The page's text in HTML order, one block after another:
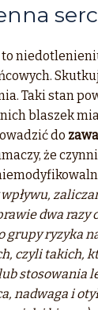
Taki stan
blaszek
do
że
dwa razy
grupy ryzyka
czyli takich,
stosowania
nadwaga i